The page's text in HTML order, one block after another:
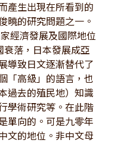
產生出現在所看到的
曉的研究問題之一。
經濟發展及國際地位
落，日本發展成亞
導致日文逐漸替代了
「高級」的語言，也
過去的殖民地）知識
學術研究等。在此階
單向的。可是九零年
文的地位。非中文母